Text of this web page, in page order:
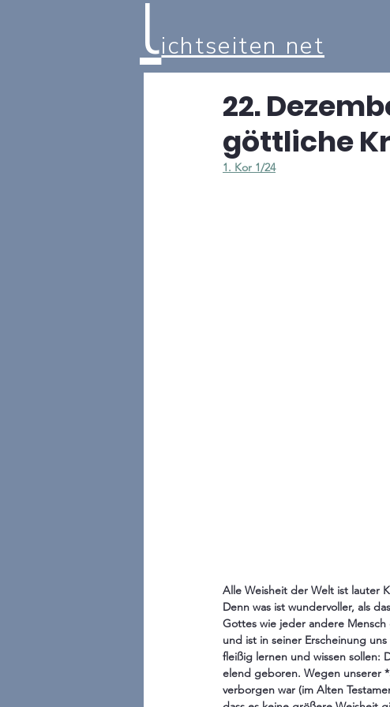
lichtseiten net
22.
göttliche
1. Kor 1/24
Alle Weisheit der Welt ist lauter
Denn was ist wundervoller, als
Gottes wie jeder andere
und ist in seiner Erscheinung
fleißig lernen und wissen sollen:
elend geboren. Wegen unserer
verborgen war (im Alten